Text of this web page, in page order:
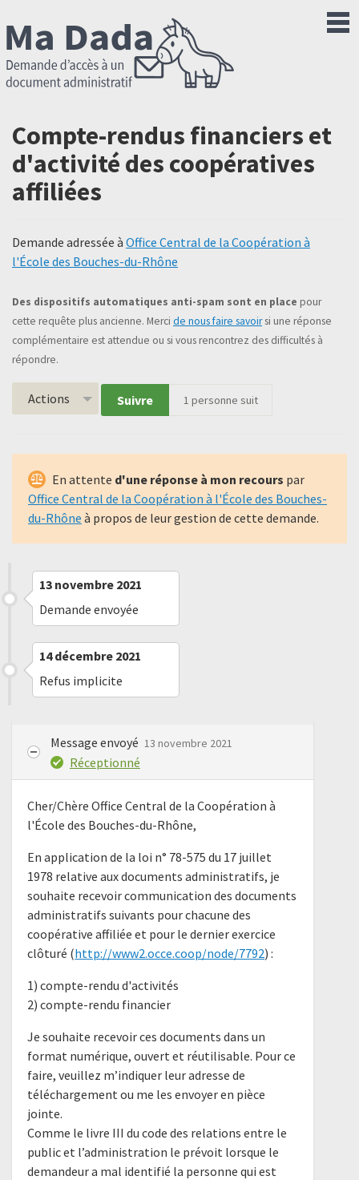
Compte-rendus financiers et
d'activité des coopératives
affiliées
Demande adressée à Office Central de la Coopération à
l'École des Bouches-du-Rhône
Des dispositifs automatiques anti-spam sont en place pour
cette requête plus ancienne. Merci de nous faire savoirsi une réponse
complémentaire est attendue ou si vous rencontrez des difficultés à
répondre.
Actions Suivre 1 personne suit
En attente d'une réponse à mon recours par
Office Central de la Coopération à l'École des Bouches-
du-Rhône à propos de leur gestion de cette demande.
13 novembre 2021
Demande envoyée
14 décembre 2021
Refus implicite
Message envoyé 13 novembre 2021
Réceptionné
Cher/Chère Office Central de la Coopération à
l'École des Bouches-du-Rhône,
En application de la loi n° 78-575 du 17 juillet
1978 relative aux documents administratifs, je
souhaite recevoir communication des documents
administratifs suivants pour chacune des
coopérative affiliée et pour le dernier exercice
clôturé (http://www2.occe.coop/node/7792) :
1) compte-rendu d'activités
2) compte-rendu financier
Je souhaite recevoir ces documents dans un
format numérique, ouvert et réutilisable. Pour ce
faire, veuillez m’indiquer leur adresse de
téléchargement ou me les envoyer en pièce
jointe.
Comme le livre III du code des relations entre le
public et l’administration le prévoit lorsque le
demandeur a mal identifié la personne qui est